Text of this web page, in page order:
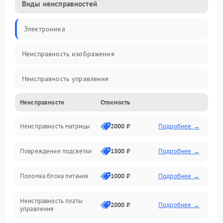
Виды неисправностей
Электроника
Неисправность изображения
Неисправность управления
Неисправность интерфейсов
Прочие неисправности
Неисправность звука
Механические повреждения
Неисправности Стоимость
Неисправность матрицы 2000 ₽ Подробнее →
Повреждение подсветки 1500 ₽ Подробнее →
Поломка блока питания 1000 ₽ Подробнее →
Неисправность платы
управления
2000 ₽ Подробнее →